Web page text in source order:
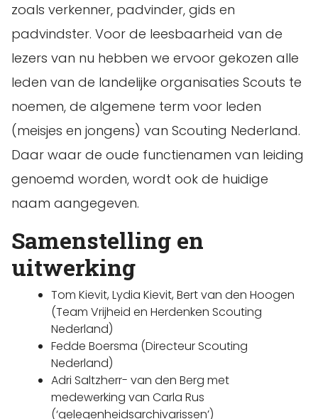
zoals verkenner, padvinder, gids en
padvindster. Voor de leesbaarheid van de
lezers van nu hebben we ervoor gekozen alle
leden van de landelijke organisaties Scouts te
noemen, de algemene term voor leden
(meisjes en jongens) van Scouting Nederland.
Daar waar de oude functienamen van leiding
genoemd worden, wordt ook de huidige
naam aangegeven.
Samenstelling en
uitwerking
Tom Kievit, Lydia Kievit, Bert van den Hoogen
(Team Vrijheid en Herdenken Scouting
Nederland)
Fedde Boersma (Directeur Scouting
Nederland)
Adri Saltzherr- van den Berg met
medewerking van Carla Rus
(‘gelegenheidsarchivarissen’)